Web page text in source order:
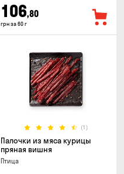
106,80
грн за 60 г
(1)
Палочки из мяса курицы
пряная вишня
Птица